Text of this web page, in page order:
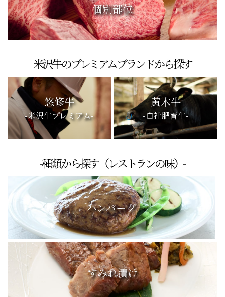
個別部位
-米沢牛のプレミアムブランドから探す-
悠修牛
-米沢牛プレミアム-
黄木牛
-自社肥育牛-
-種類から探す（レストランの味）-
ハンバーグ
すみれ漬け